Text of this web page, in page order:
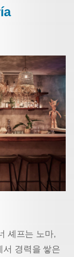
셰프는 노마,
서 경력을 쌓은